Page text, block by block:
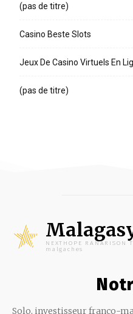
(pas de titre)
Casino Beste Slots
Jeux De Casino Virtuels En
(pas de titre)
NEXTHOPE
malgaches
Solo, investisseur franco-